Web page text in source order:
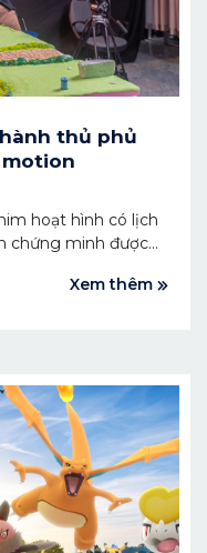
thủ phủ
hoạt hình có lịch
chứng minh được
Xem thêm